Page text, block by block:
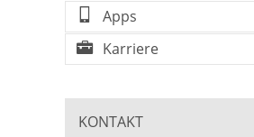
Apps
Karriere
KONTAKT